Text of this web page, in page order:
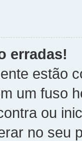
erradas!
estão
um fuso
ou
no seu